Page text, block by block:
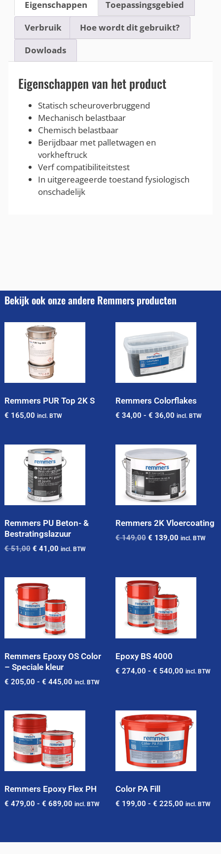
Eigenschappen Toepassingsgebied
Verbruik Hoe wordt dit gebruikt?
Dowloads
Eigenschappen van het product
Statisch scheuroverbruggend
Mechanisch belastbaar
Chemisch belastbaar
Berijdbaar met palletwagen en
vorkheftruck
Verf compatibiliteitstest
In uitgereageerde toestand fysiologisch
onschadelijk
Bekijk ook onze andere Remmers producten
Remmers PUR Top 2K S
€ 165,00 incl. BTW
Remmers Colorflakes
€ 34,00 - € 36,00 incl. BTW
Remmers PU Beton- &
Bestratingslazuur
€51,00 € 41,00 incl. BTW
Remmers 2K Vloercoating
€149,00 € 139,00 incl. BTW
Remmers Epoxy OS Color
– Speciale kleur
€ 205,00 - € 445,00 incl. BTW
Epoxy BS 4000
€ 274,00 - € 540,00 incl. BTW
Remmers Epoxy Flex PH
€ 479,00 - € 689,00 incl. BTW
Color PA Fill
€ 199,00 - € 225,00 incl. BTW